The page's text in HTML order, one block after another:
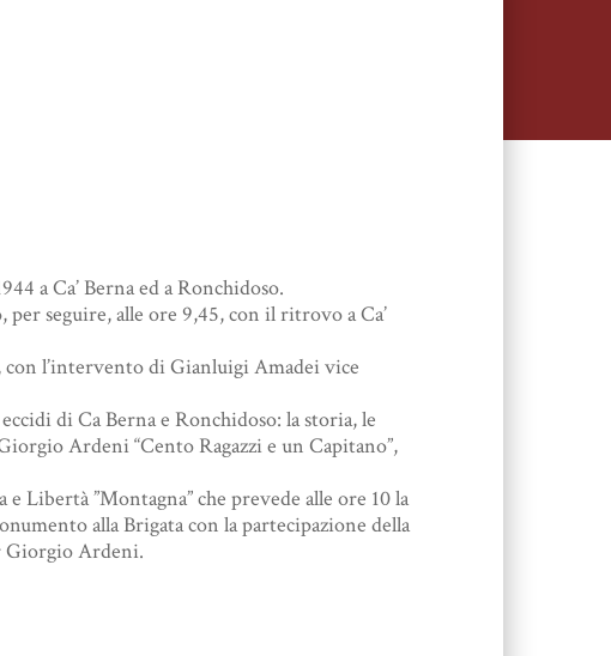
a Ca’ Berna ed a Ronchidoso.
seguire, alle ore 9,45, con il ritrovo a Ca’
con l’intervento di Gianluigi Amadei vice
di Ca Berna e Ronchidoso: la storia, le
Ardeni “Cento Ragazzi e un Capitano”,
Libertà ”Montagna” che prevede alle ore 10 la
alla Brigata con la partecipazione della
Giorgio Ardeni.